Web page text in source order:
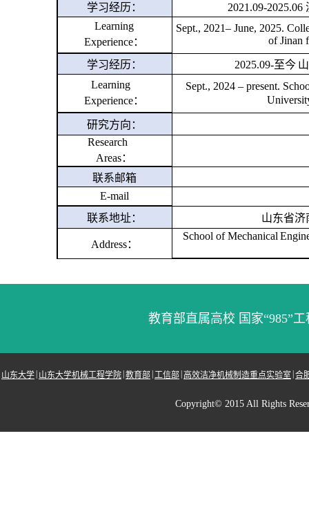
学习经历：
2021 .09-2025.06
Learning
Experience：
Sept., 2021– June, 2025.
of Jinan
学习经历： 2025.09-至今
Learning
Experience：
Sept., 2024 – present.
研究方向：
Research
Areas：
联系邮箱
E-mail
联系地址：
山东省济
Address：
School of Mechanical
教育部直属高校 国家“985”
山东大学 | 山东大学机械工程学院 |教育部 | 工信部 |高效洁净机械制造重点实验室 |合
Copyright© 2015 All Rights